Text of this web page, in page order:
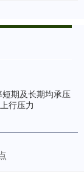
期及长期均承压
行压力